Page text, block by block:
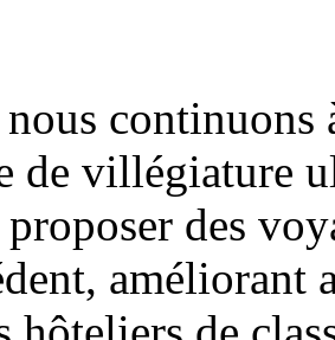
de villégiature
des